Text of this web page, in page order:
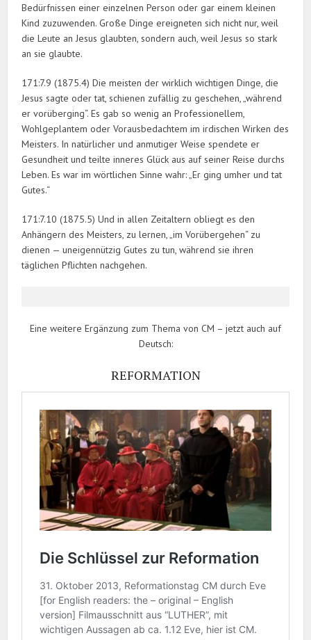
Bedürfnissen einer einzelnen Person oder gar einem kleinen
Kind zuzuwenden. Große Dinge ereigneten sich nicht nur, weil
die Leute an Jesus glaubten, sondern auch, weil Jesus so stark
an sie glaubte.
171:7.9 (1875.4) Die meisten der wirklich wichtigen Dinge, die
Jesus sagte oder tat, schienen zufällig zu geschehen, „während
er vorüberging“. Es gab so wenig an Professionellem,
Wohlgeplantem oder Vorausbedachtem im irdischen Wirken des
Meisters. In natürlicher und anmutiger Weise spendete er
Gesundheit und teilte inneres Glück aus auf seiner Reise durchs
Leben. Es war im wörtlichen Sinne wahr: „Er ging umher und tat
Gutes.“
171:7.10 (1875.5) Und in allen Zeitaltern obliegt es den
Anhängern des Meisters, zu lernen, „im Vorübergehen“ zu
dienen — uneigennützig Gutes zu tun, während sie ihren
täglichen Pflichten nachgehen.
Eine weitere Ergänzung zum Thema von CM – jetzt auch auf
Deutsch:
REFORMATION